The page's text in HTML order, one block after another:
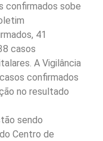
confirmados sobe
41
casos
A Vigilância
confirmados
no resultado
sendo
Centro de